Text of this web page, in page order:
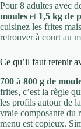
Pour 8 adultes avec
moules et 1,5 kg de
cuisinez les frites
retrouver à court au
Ce qu’il faut retenir
700 à 800 g de
frites, c’est la règle
les profils autour de
vraie composante du
menu est copieux.